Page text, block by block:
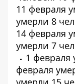
11 февраля
умерли 8
14 февраля
умерли 7
1 февраля
февраля